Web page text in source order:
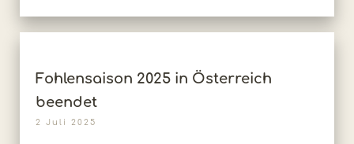
Fohlensaison 2025 in Österreich
beendet
2 Juli 2025